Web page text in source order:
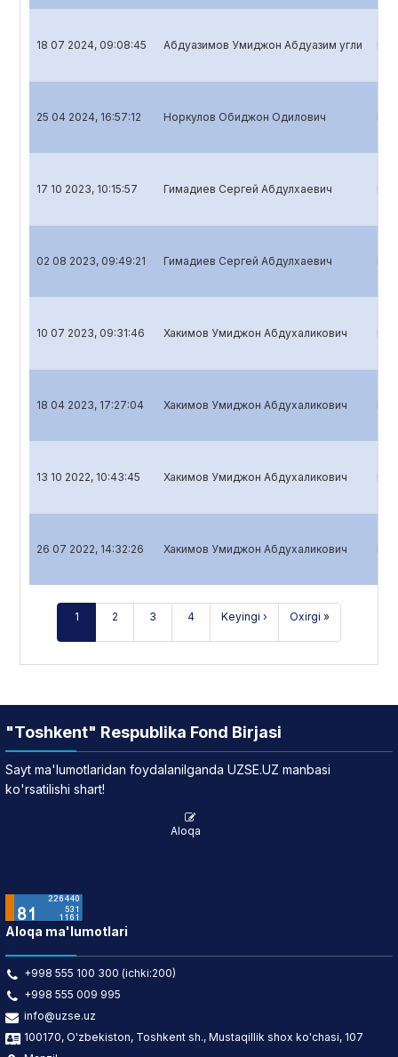
18 07 2024, 09:08:45 Абдуазимов Умиджон Абдуазим угли
25 04 2024, 16:57:12 Норкулов Обиджон Одилович
17 10 2023, 10:15:57 Гимадиев Сергей Абдулхаевич
02 08 2023, 09:49:21 Гимадиев Сергей Абдулхаевич
10 07 2023, 09:31:46 Хакимов Умиджон Абдухаликович
18 04 2023, 17:27:04 Хакимов Умиджон Абдухаликович
13 10 2022, 10:43:45 Хакимов Умиджон Абдухаликович
26 07 2022, 14:32:26 Хакимов Умиджон Абдухаликович
1 2 3 4 Keyingi › Oxirgi »
"Toshkent" Respublika Fond Birjasi
Sayt ma'lumotlaridan foydalanilganda UZSE.UZ manbasi
ko'rsatilishi shart!
Aloqa
Aloqa ma'lumotlari
+998 555 100 300 (ichki:200)
+998 555 009 995
info@uzse.uz
100170, O'zbekiston, Toshkent sh., Mustaqillik shox ko'chasi, 107